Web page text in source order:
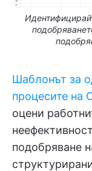
Шаблонът за
процесите на
оцени
подобряване